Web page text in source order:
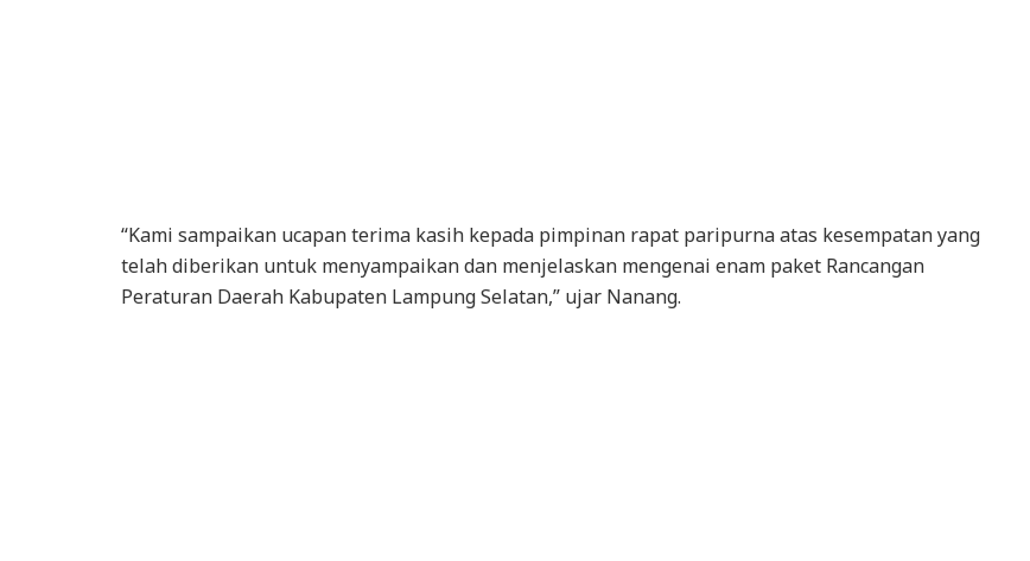
“Kami sampaikan ucapan terima kasih kepada pimpinan rapat paripurna atas kesempatan yang
telah diberikan untuk menyampaikan dan menjelaskan mengenai enam paket Rancangan
Peraturan Daerah Kabupaten Lampung Selatan,” ujar Nanang.